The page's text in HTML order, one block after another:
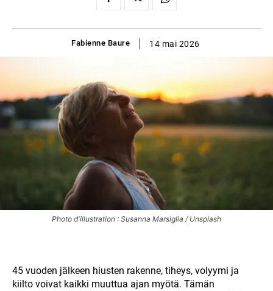
Fabienne Baure 14 mai 2026
Photo d'illustration : Susanna Marsiglia / Unsplash
45 vuoden jälkeen hiusten rakenne, tiheys, volyymi ja
kiilto voivat kaikki muuttua ajan myötä. Tämän